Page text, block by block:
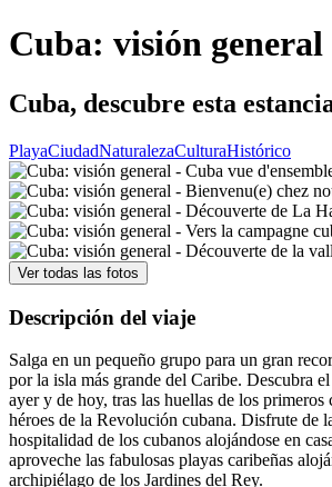
Cuba: visión general
Cuba, descubre esta
PlayaCiudadNaturalezaCulturaHistórico
Ver todas las fotos
Descripción del viaje
Salga en un pequeño grupo para un gran
por la isla más grande del Caribe. Descubra
ayer y de hoy, tras las huellas de los primeros
héroes de la Revolución cubana. Disfrute de
hospitalidad de los cubanos alojándose en
aproveche las fabulosas playas caribeñas
archipiélago de los Jardines del Rey.